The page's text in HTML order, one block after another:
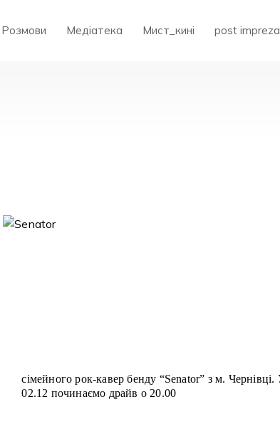
Розмови Медіатека Мист_кині post impreza
02.12 починаємо драйв о 20.00